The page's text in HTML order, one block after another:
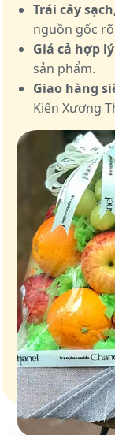
Trái cây
nguồn gốc
Giá cả hợp
sản phẩm.
Giao hàng
Kiến Xương
Giỏ